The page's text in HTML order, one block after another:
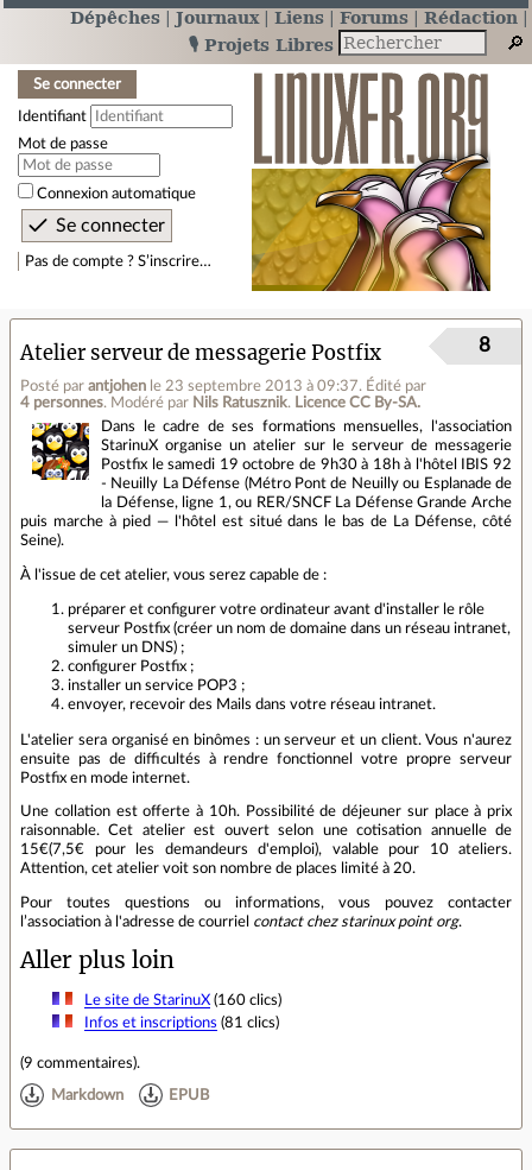
Dépêches Journaux Liens Forums
Rédaction
🎙️ Projets Libres
Se connecter
Identifiant
Mot de passe
Connexion automatique
Pas de compte ? S’inscrire…
Atelier serveur de messagerie Postfix
Posté par antjohen le 23 septembre 2013 à 09:37. Édité par
4 personnes. Modéré par Nils Ratusznik. Licence CC By‑SA.
8
Dans le cadre de ses formations mensuelles, l'association
StarinuX organise un atelier sur le serveur de messagerie
Postfix le samedi 19 octobre de 9h30 à 18h à l'hôtel IBIS 92
- Neuilly La Défense (Métro Pont de Neuilly ou Esplanade de
la Défense, ligne 1, ou RER/SNCF La Défense Grande Arche
puis marche à pied — l'hôtel est situé dans le bas de La Défense, côté
Seine).
À l'issue de cet atelier, vous serez capable de :
préparer et configurer votre ordinateur avant d'installer le rôle
serveur Postfix (créer un nom de domaine dans un réseau intranet,
simuler un DNS) ;
configurer Postfix ;
installer un service POP3 ;
envoyer, recevoir des Mails dans votre réseau intranet.
L'atelier sera organisé en binômes : un serveur et un client. Vous n'aurez
ensuite pas de difficultés à rendre fonctionnel votre propre serveur
Postfix en mode internet.
Une collation est offerte à 10h. Possibilité de déjeuner sur place à prix
raisonnable. Cet atelier est ouvert selon une cotisation annuelle de
15€(7,5€ pour les demandeurs d'emploi), valable pour 10 ateliers.
Attention, cet atelier voit son nombre de places limité à 20.
Pour toutes questions ou informations, vous pouvez contacter
l’association à l'adresse de courriel contact chez starinux point org.
Aller plus loin
Le site de StarinuX(160 clics)
Infos et inscriptions (81 clics)
(9 commentaires).
Markdown EPUB